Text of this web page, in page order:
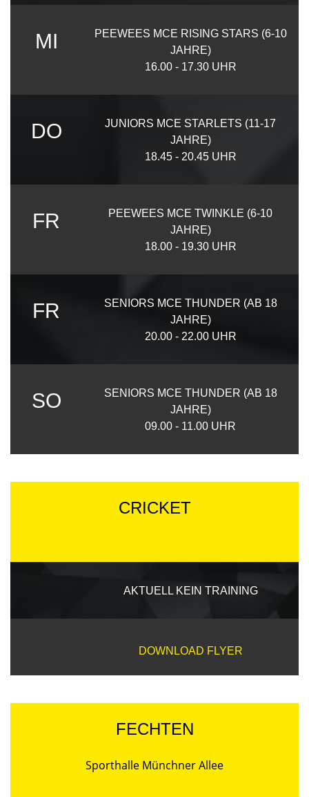
MI
PEEWEES MCE RISING STARS (6-10
JAHRE)
16.00 - 17.30 UHR
DO
JUNIORS MCE STARLETS (11-17
JAHRE)
18.45 - 20.45 UHR
FR
PEEWEES MCE TWINKLE (6-10
JAHRE)
18.00 - 19.30 UHR
FR
SENIORS MCE THUNDER (AB 18
JAHRE)
20.00 - 22.00 UHR
SO
SENIORS MCE THUNDER (AB 18
JAHRE)
09.00 - 11.00 UHR
CRICKET
AKTUELL KEIN TRAINING
DOWNLOAD FLYER
FECHTEN
Sporthalle Münchner Allee